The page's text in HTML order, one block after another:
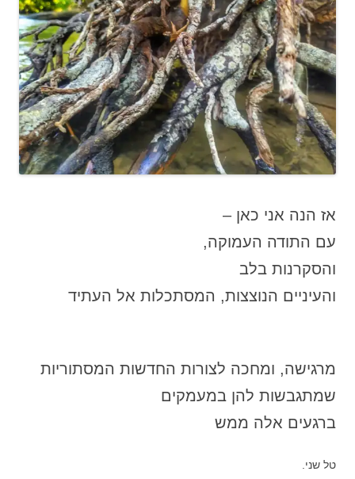
אז הנה אני כאן –
עם התודה העמוקה,
והסקרנות בלב
והעיניים הנוצצות, המסתכלות אל העתיד
מרגישה, ומחכה לצורות החדשות המסתוריות
שמתגבשות להן במעמקים
ברגעים אלה ממש
טל שני.